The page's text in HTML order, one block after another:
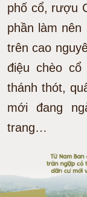
phố cổ, rượu
phần làm nên
trên cao
điệu chèo
thánh thót,
mới đang
trang…